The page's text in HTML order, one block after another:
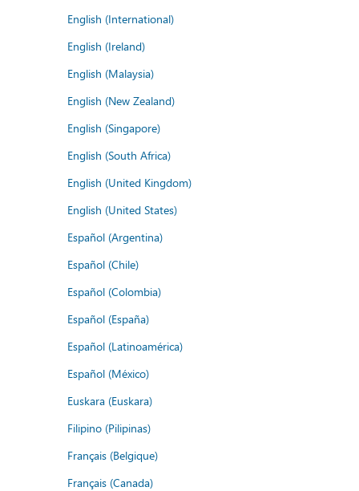
English (International)
English (Ireland)
English (Malaysia)
English (New Zealand)
English (Singapore)
English (South Africa)
English (United Kingdom)
English (United States)
Español (Argentina)
Español (Chile)
Español (Colombia)
Español (España)
Español (Latinoamérica)
Español (México)
Euskara (Euskara)
Filipino (Pilipinas)
Français (Belgique)
Français (Canada)